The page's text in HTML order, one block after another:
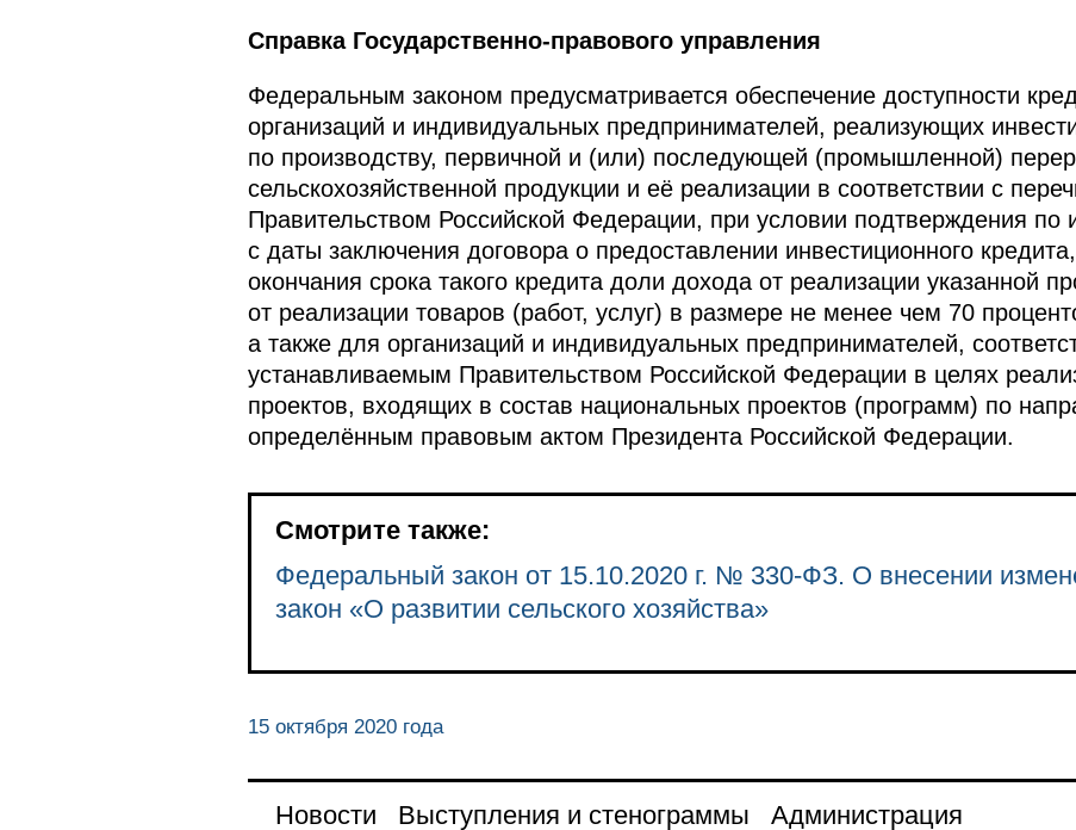
Справка Государственно-правового управления
Федеральным законом предусматривается обеспечение доступности
организаций и индивидуальных предпринимателей, реализующих
по производству, первичной и (или) последующей (промышленной)
сельскохозяйственной продукции и её реализации в соответствии с
Правительством Российской Федерации, при условии подтверждения по
с даты заключения договора о предоставлении инвестиционного
окончания срока такого кредита доли дохода от реализации указанной
от реализации товаров (работ, услуг) в размере не менее чем 70
а также для организаций и индивидуальных предпринимателей,
устанавливаемым Правительством Российской Федерации в целях
проектов, входящих в состав национальных проектов (программ) по
определённым правовым актом Президента Российской Федерации.
Смотрите также:
Федеральный закон от 15.10.2020 г. № 330-ФЗ. О внесении
закон «О развитии сельского хозяйства»
15 октября 2020 года
Новости Выступления и стенограммы Администрация